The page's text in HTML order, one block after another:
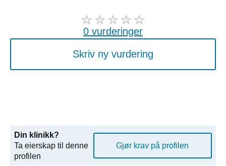
0 vurderinger
Skriv ny vurdering
Din klinikk?
Ta eierskap til denne
profilen
Gjør krav på profilen